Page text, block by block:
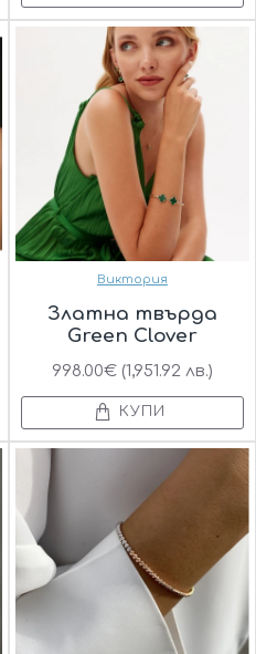
Виктория
Златна твърда
Green Clover
998.00€ (1,951.92 лв.)
КУПИ